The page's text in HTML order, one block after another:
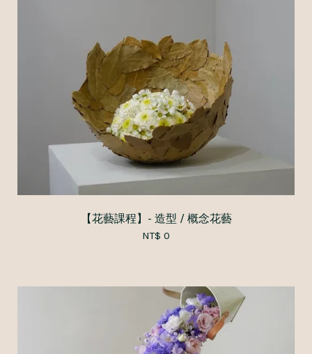
【花藝課程】- 造型 / 概念花藝
NT$ 0